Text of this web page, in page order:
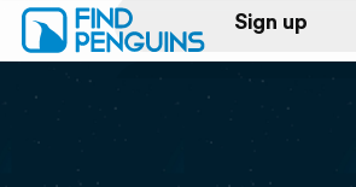
Sign up
Log in